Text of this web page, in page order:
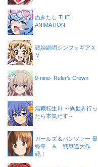
ぬきたし THE
ANIMATION
戦姫絶唱シンフォギアＸ
Ｖ
9-nine- Ruler’s Crown
無職転生Ⅲ ～異世界行っ
たら本気だす～
ガールズ＆パンツァー 最
終章 ＆ 戦車道大作
戦！